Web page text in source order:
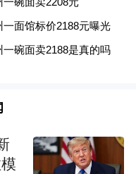
，“面上裹油，碗
推出傲世系列新
提是有技术。面
他第一份工作是
领班只用了三个